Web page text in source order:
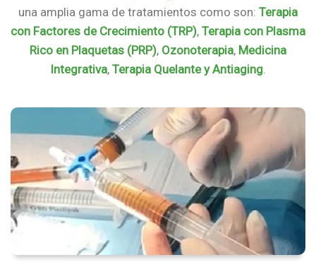
una amplia gama de tratamientos como son: Terapia
con Factores de Crecimiento (TRP), Terapia con Plasma
Rico en Plaquetas (PRP), Ozonoterapia, Medicina
Integrativa, Terapia Quelante y Antiaging.